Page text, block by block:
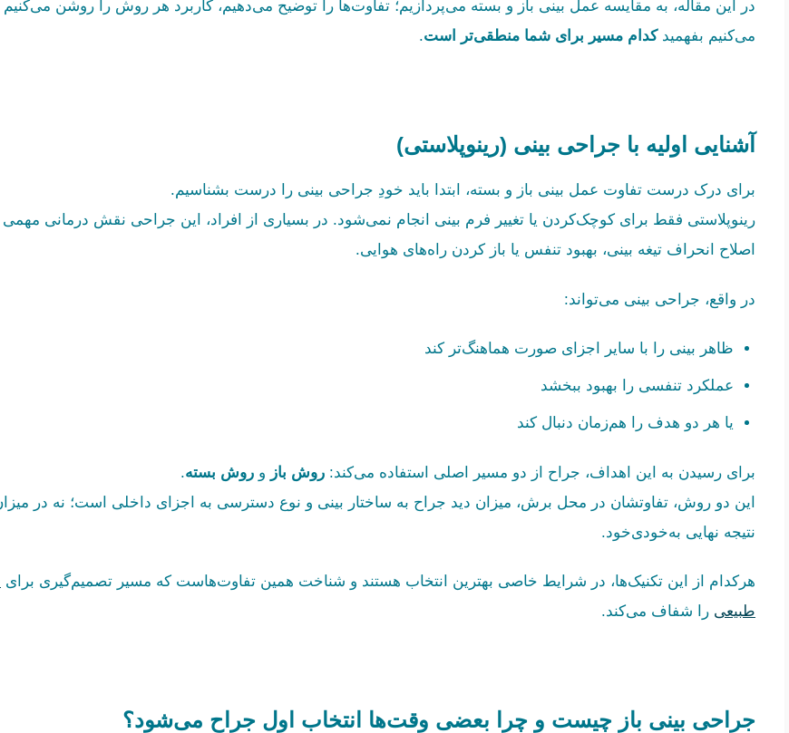
در این مقاله، به مقایسه عمل بینی باز و بسته می‌پردازیم؛ تفاوت‌ها را توضیح می‌دهیم، کاربرد هر روش را روشن
می‌کنیم بفهمیدکدام مسیر برای شما منطقی‌تر است.
آشنایی اولیه با جراحی بینی (رینوپلاستی)
برای درک درست تفاوت عمل بینی باز و بسته، ابتدا باید خودِ جراحی بینی را درست بشناسیم.
رینوپلاستی فقط برای کوچک‌کردن یا تغییر فرم بینی انجام نمی‌شود. در بسیاری از افراد، این جراحی نقش درمانی مهمی
اصلاح انحراف تیغه بینی، بهبود تنفس یا باز کردن راه‌های هوایی.
در واقع، جراحی بینی می‌تواند:
ظاهر بینی را با سایر اجزای صورت هماهنگ‌تر کند
عملکرد تنفسی را بهبود ببخشد
یا هر دو هدف را هم‌زمان دنبال کند
برای رسیدن به این اهداف، جراح از دو مسیر اصلی استفاده می‌کند: روش باز و روش بسته.
این دو روش، تفاوتشان در محل برش، میزان دید جراح به ساختار بینی و نوع دسترسی به اجزای داخلی است؛ نه در
نتیجه نهایی به‌خودی‌خود.
هرکدام از این تکنیک‌ها، در شرایط خاصی بهترین انتخاب هستند و شناخت همین تفاوت‌هاست که مسیر تصمیم‌گیری برای
طبیعی را شفاف می‌کند.
جراحی بینی باز چیست و چرا بعضی وقت‌ها انتخاب اول جراح می‌شود؟